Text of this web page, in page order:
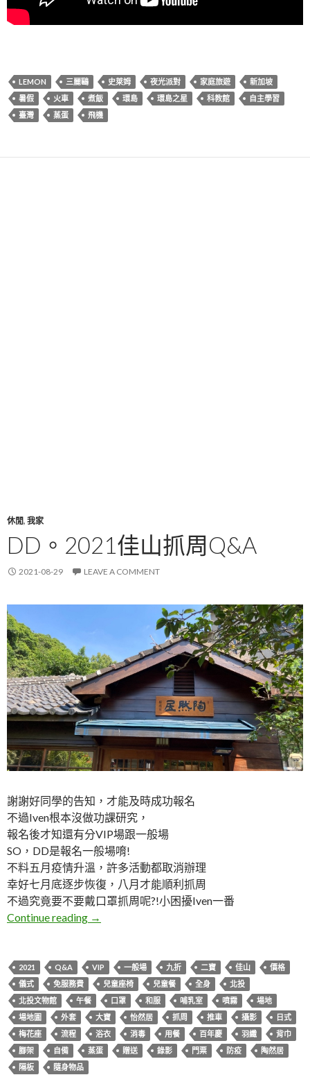
LEMON 三麗鷗 史萊姆 夜光派對 家庭旅遊
新加坡
暑假
火車 煮飯 環島 環島之星 科教館
自主學習
臺灣
蒸蛋 飛機
休閒, 我家
DD。2021佳山抓周Q&A
2021-08-29 LEAVE A COMMENT
謝謝好同學的告知，才能及時成功報名
不過Iven根本沒做功課研究，
報名後才知還有分VIP場跟一般場
SO，DD是報名一般場唷!
不料五月疫情升溫，許多活動都取消辦理
幸好七月底逐步恢復，八月才能順利抓周
不過究竟要不要戴口罩抓周呢?!小困擾Iven一番
Continue reading DD。2021佳山抓周Q&A
→
2021 Q&A VIP 一般場 九折 二寶 佳山
價格
儀式
免服務費 兒童座椅 兒童餐 全身
北投
北投文物館
午餐 口罩 和服 哺乳室 噴霧
場地
場地圖
外套 大寶 怡然居 抓周 推車 攝影
日式
梅花座
流程 浴衣 消毒 用餐 百年慶 羽纖
背巾
腳架
自備 蒸蛋 贈送 錄影 門票 防疫
陶然居
隔板
隨身物品